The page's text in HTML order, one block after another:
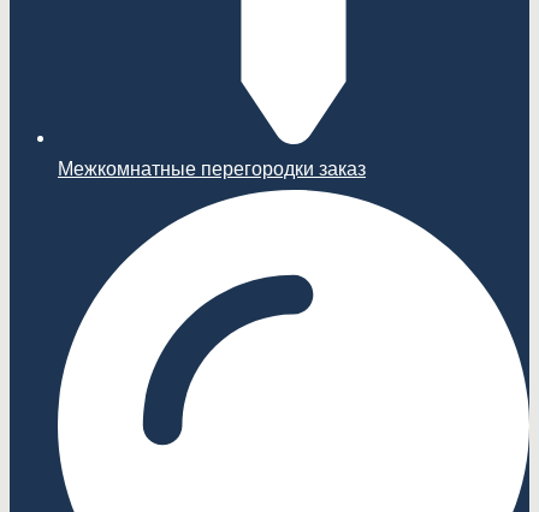
Межкомнатные перегородки заказ